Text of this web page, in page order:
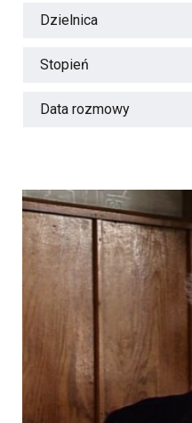
Dzielnica
Stopień
Data rozmowy